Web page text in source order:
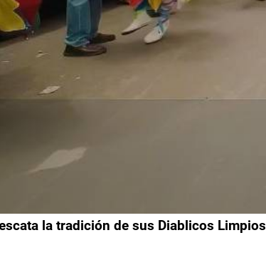
la tradición de sus Diablicos Limpios